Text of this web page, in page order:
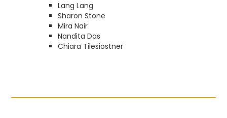
Lang Lang
Sharon Stone
Mira Nair
Nandita Das
Chiara Tilesiostner